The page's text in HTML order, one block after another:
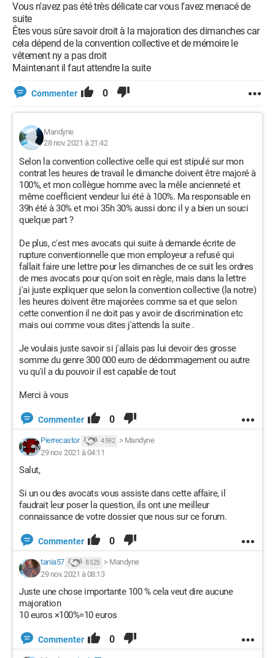
Vous n'avez pas été très délicate car vous l'avez menacé de
suite
Êtes vous sûre savoir droit à la majoration des dimanches car
cela dépend de la convention collective et de mémoire le
vêtement ny a pas droit
Maintenant il faut attendre la suite
Commenter 0
Mandyne
28 nov. 2021 à 21:42
Selon la convention collective celle qui est stipulé sur mon
contrat les heures de travail le dimanche doivent être majoré à
100%, et mon collègue homme avec la mêle ancienneté et
même coefficient vendeur lui été à 100%. Ma responsable en
39h été à 30% et moi 35h 30% aussi donc il y a bien un souci
quelque part ?
De plus, c'est mes avocats qui suite à demande écrite de
rupture conventionnelle que mon employeur a refusé qui
fallait faire une lettre pour les dimanches de ce suit les ordres
de mes avocats pour qu'on soit en règle, mais dans la lettre
j'ai juste expliquer que selon la convention collective (la notre)
les heures doivent être majorées comme sa et que selon
cette convention il ne doit pas y avoir de discrimination etc
mais oui comme vous dites j'attends la suite .
Je voulais juste savoir si j'allais pas lui devoir des grosse
somme du genre 300 000 euro de dédommagement ou autre
vu qu'il a du pouvoir il est capable de tout
Merci à vous
Commenter 0
Pierrecastor 4 592 > Mandyne
29 nov. 2021 à 04:11
Salut,
Si un ou des avocats vous assiste dans cette affaire, il
faudrait leur poser la question, ils ont une meilleur
connaissance de votre dossier que nous sur ce forum.
Commenter 0
tania57 8 525 > Mandyne
29 nov. 2021 à 08:13
Juste une chose importante 100 % cela veut dire aucune
majoration
10 euros ×100%=10 euros
Commenter 0